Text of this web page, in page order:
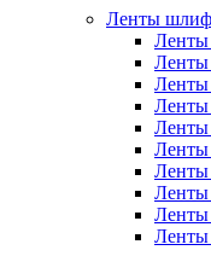
Ленты
Ленты
Ленты
Ленты
Ленты
Ленты
Ленты
Ленты
Ленты
Ленты
Ленты